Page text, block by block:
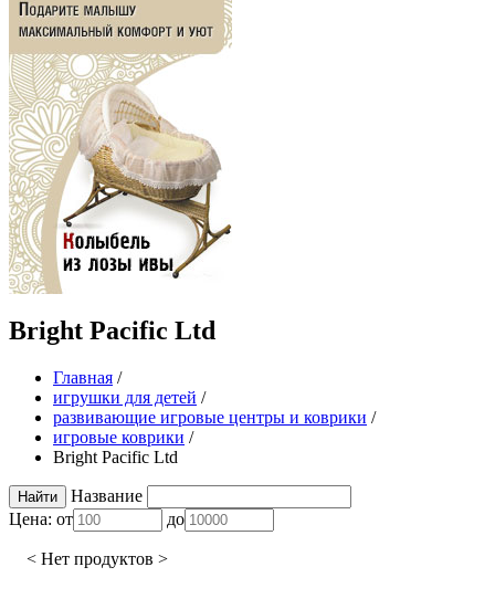
Bright Pacific Ltd
Главная /
игрушки для детей /
развивающие игровые центры и коврики /
игровые коврики /
Bright Pacific Ltd
Название
Цена: от до
< Нет продуктов >